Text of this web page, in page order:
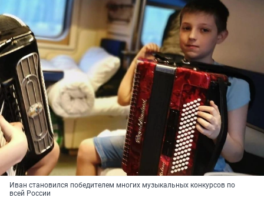
Иван становился победителем многих музыкальных конкурсов по
всей России